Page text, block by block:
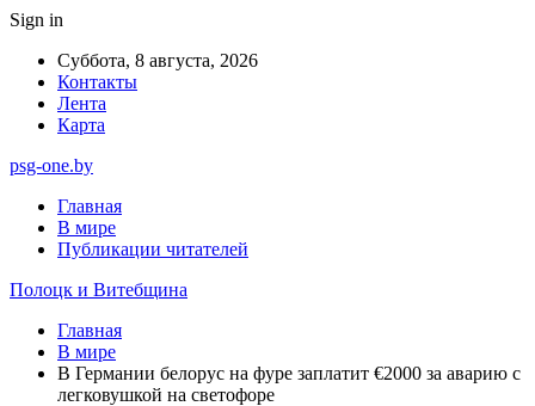
Sign in
Суббота, 8 августа, 2026
Контакты
Лента
Карта
psg-one.by
Главная
В мире
Публикации читателей
Полоцк и Витебщина
Главная
В мире
В Германии белорус на фуре заплатит €2000 за аварию с
легковушкой на светофоре